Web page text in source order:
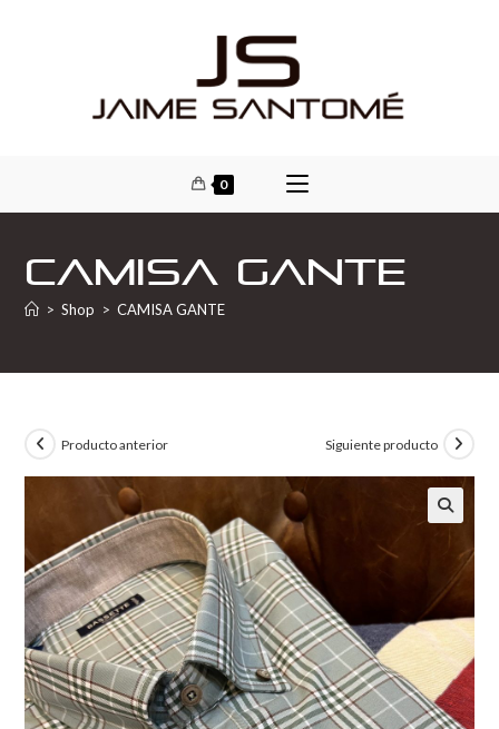
0
CAMISA GANTE
> Shop > CAMISA GANTE
Producto anterior Siguiente producto